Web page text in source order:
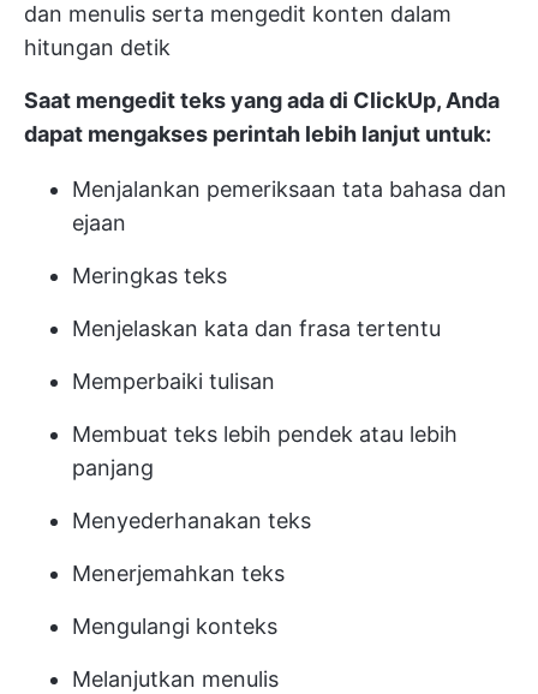
dan menulis serta mengedit konten dalam
hitungan detik
Saat mengedit teks yang ada di ClickUp, Anda
dapat mengakses perintah lebih lanjut untuk:
Menjalankan pemeriksaan tata bahasa dan
ejaan
Meringkas teks
Menjelaskan kata dan frasa tertentu
Memperbaiki tulisan
Membuat teks lebih pendek atau lebih
panjang
Menyederhanakan teks
Menerjemahkan teks
Mengulangi konteks
Melanjutkan menulis